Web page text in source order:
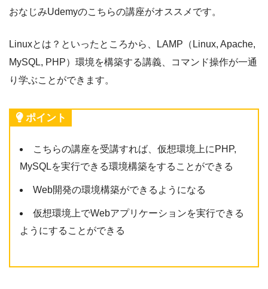
おなじみUdemyのこちらの講座がオススメです。
Linuxとは？といったところから、LAMP（Linux, Apache,
MySQL, PHP）環境を構築する講義、コマンド操作が一通
り学ぶことができます。
ポイント
こちらの講座を受講すれば、仮想環境上にPHP,
MySQLを実行できる環境構築をすることができる
Web開発の環境構築ができるようになる
仮想環境上でWebアプリケーションを実行できる
ようにすることができる